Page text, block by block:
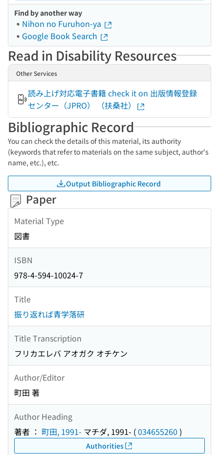
Find by another way
Nihon no Furuhon-ya
Google Book Search
Read in Disability Resources
Other Services
読み上げ対応電子書籍 check it on 出版情報登録
センター（JPRO） （扶桑社）
Bibliographic Record
You can check the details of this material, its authority
(keywords that refer to materials on the same subject, author's
name, etc.), etc.
Output Bibliographic Record
Paper
Material Type
図書
ISBN
978-4-594-10024-7
Title
振り返れば青学落研
Title Transcription
フリカエレバ アオガク オチケン
Author/Editor
町田 著
Author Heading
著者 ： 町田, 1991- マチダ, 1991- (034655260 )
Authorities